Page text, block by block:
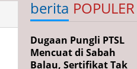
berita POPULER
Dugaan Pungli PTSL
Mencuat di Sabah
Balau, Sertifikat Tak